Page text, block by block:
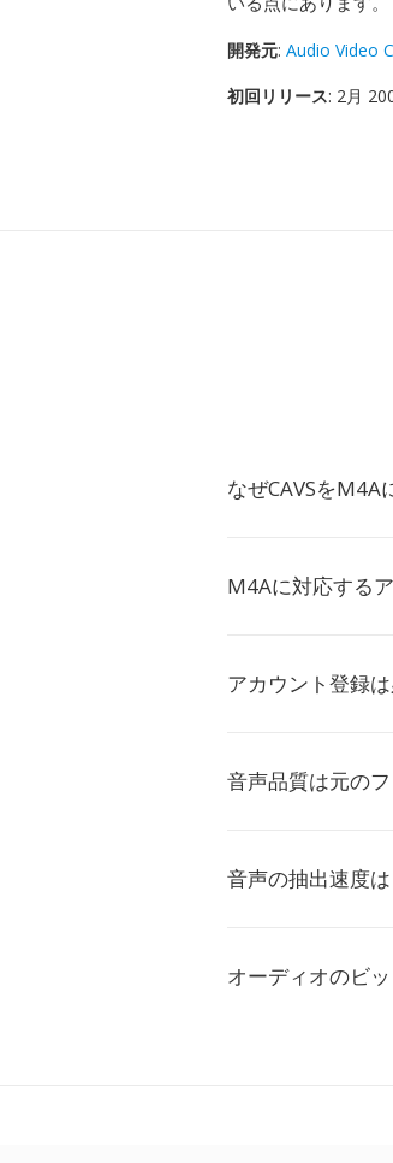
開発元: Audio Video
初回リリース: 2月
なぜCAVSをM4A
M4Aに対応する
アカウント登録
音声品質は元の
音声の抽出速度
オーディオのビ